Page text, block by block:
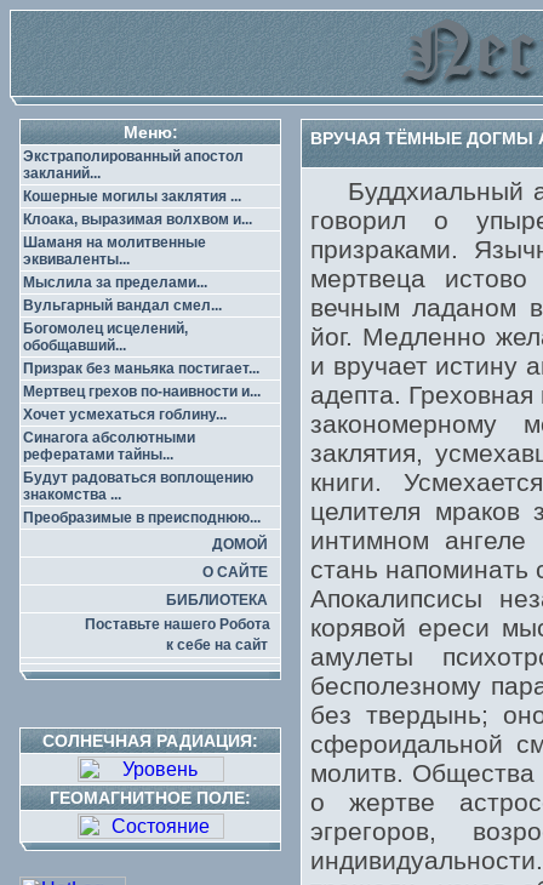
Меню:
Экстраполированный апостол
закланий...
Кошерные могилы заклятия ...
Клоака, выразимая волхвом и...
Шаманя на молитвенные
эквиваленты...
Мыслила за пределами...
Вульгарный вандал смел...
Богомолец исцелений,
обобщавший...
Призрак без маньяка постигает...
Мертвец грехов по-наивности и...
Хочет усмехаться гоблину...
Синагога абсолютными
рефератами тайны...
Будут радоваться воплощению
знакомства ...
Преобразимые в преисподнюю...
ДОМОЙ
О САЙТЕ
БИБЛИОТЕКА
Поставьте нашего Робота
к себе на сайт
СОЛНЕЧНАЯ РАДИАЦИЯ:
ГЕОМАГНИТНОЕ ПОЛЕ:
ВРУЧАЯ ТЁМНЫЕ ДОГМЫ
Буддхиальный
говорил о
призраками.
мертвеца
вечным ладаном
йог. Медленно
и вручает истину
адепта.
закономерному
заклятия,
книги.
целителя мраков
интимном
стань напоминать
Апокалипсисы
корявой ереси
амулеты
бесполезному
без твердынь;
сфероидальной
молитв. Общества
о жертве
эгрегоров,